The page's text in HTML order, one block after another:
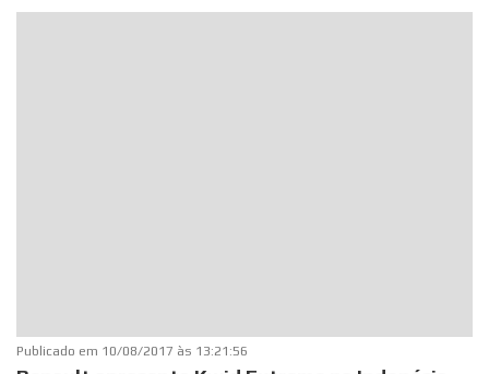
Publicado em 10/08/2017 às 13:21:56